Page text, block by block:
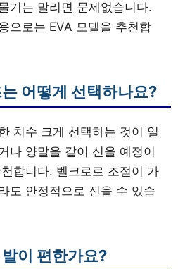
기는 말리면 문제없습니다.
으로는 EVA 모델을 추천합
어떻게 선택하나요?
치수 크게 선택하는 것이 일
나 양말을 같이 신을 예정이
합니다. 벨크로로 조절이 가
도 안정적으로 신을 수 있습
이 편한가요?